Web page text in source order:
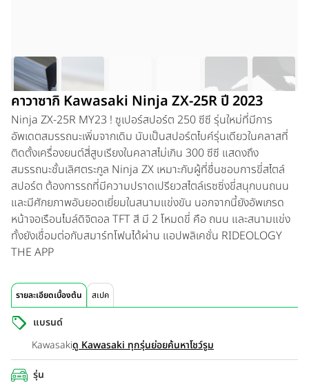
คาวาซากิ Kawasaki Ninja ZX-25R ปี 2023
Ninja ZX-25R MY23 ! ซูเปอร์สปอร์ต 250 ซีซี รุ่นใหม่ที่มีการ
อัพเดตสมรรถนะเพิ่มจากเดิม นับเป็นสปอร์ตไบค์รุ่นเดียวในคลาสที่
ติดตั้งเครื่องยนต์สี่สูบเรียงในคลาสไม่เกิน 300 ซีซี แสดงถึง
สมรรถนะชั้นเลิศตระกูล Ninja ZX เหมาะกับผู้ที่ชื่นชอบการขี่สไตล์
สปอร์ต ต้องการรถที่มีความปราดเปรียวสไตล์เรซซิ่งขี่สนุกบนถนน
และมีศักยภาพอันยอดเยี่ยมในสนามแข่งขัน นอกจากนี้ยังอัพเกรด
หน้าจอเรือนไมล์ดิจิตอล TFT สี มี 2 โหมดขี่ คือ ถนน และสนามแข่ง
ทั้งยังเชื่อมต่อกับสมาร์ทโฟนได้ผ่าน แอปพลิเคชั่น RIDEOLOGY
THE APP
รายละเอียดเบื้องต้น สเปค
แบรนด์
Kawasakiดู Kawasaki ทุกรุ่นย่อยค้นหาโชว์รูม
รุ่น